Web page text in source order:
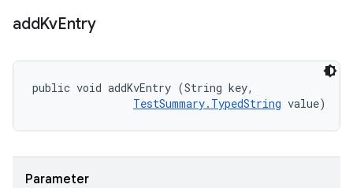
addKvEntry
public void addKvEntry (String key,
TestSummary.TypedString value)
Parameter